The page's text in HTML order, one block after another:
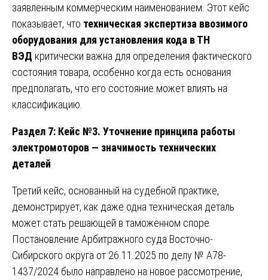
заявленным коммерческим наименованием. Этот кейс
показывает, что техническая экспертиза ввозимого
оборудования для установления кода в ТН
ВЭД критически важна для определения фактического
состояния товара, особенно когда есть основания
предполагать, что его состояние может влиять на
классификацию.
Раздел 7: Кейс №3. Уточнение принципа работы
электромоторов — значимость технических
деталей
Третий кейс, основанный на судебной практике,
демонстрирует, как даже одна техническая деталь
может стать решающей в таможенном споре.
Постановление Арбитражного суда Восточно-
Сибирского округа от 26.11.2025 по делу № А78-
1437/2024 было направлено на новое рассмотрение,